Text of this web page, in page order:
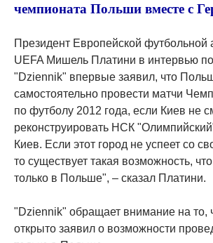
чемпионата Польши вместе с
Президент Европейской футбольной
UEFA Мишель Платини в интервью
"Dziennik" впервые заявил, что
самостоятельно провести матчи
по футболу 2012 года, если Киев не
реконструировать НСК
Киев. Если этот город не успеет со
то существует такая возможность,
только в Польше", – сказал Платини.
"Dziennik" обращает внимание на то,
открыто заявил о возможности